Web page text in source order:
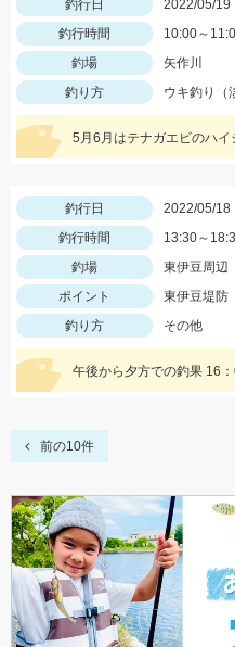
釣行日
2022/05/19
釣行時間
10:00～
釣場
矢作川
釣り方
ウキ釣り（
釣行日
2022/05/18
釣行時間
13:30～
釣場
東伊豆周辺
ポイント
東伊豆堤防
釣り方
その他
午後から夕方での釣果 16
前の10件